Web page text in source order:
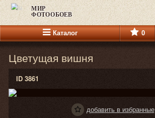
МИР
ФОТООБОЕВ
Каталог 0
Цветущая вишня
ID 3861
добавить в избранные